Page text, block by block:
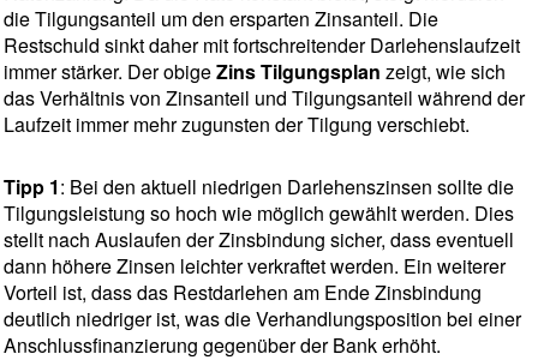
die Tilgungsanteil um den ersparten Zinsanteil. Die
Restschuld sinkt daher mit fortschreitender Darlehenslaufzeit
immer stärker. Der obigeZins Tilgungsplan zeigt, wie sich
das Verhältnis von Zinsanteil und Tilgungsanteil während der
Laufzeit immer mehr zugunsten der Tilgung verschiebt.
Tipp 1: Bei den aktuell niedrigen Darlehenszinsen sollte die
Tilgungsleistung so hoch wie möglich gewählt werden. Dies
stellt nach Auslaufen der Zinsbindung sicher, dass eventuell
dann höhere Zinsen leichter verkraftet werden. Ein weiterer
Vorteil ist, dass das Restdarlehen am Ende Zinsbindung
deutlich niedriger ist, was die Verhandlungsposition bei einer
Anschlussfinanzierung gegenüber der Bank erhöht.